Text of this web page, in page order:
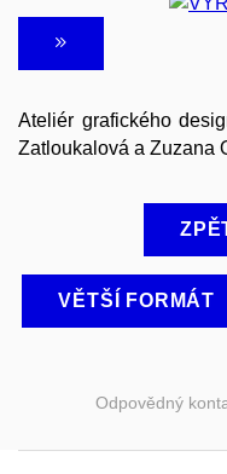
Ateliér grafického
Zatloukalová a Zuzana
VĚTŠÍ FORMÁT
Odpovědný